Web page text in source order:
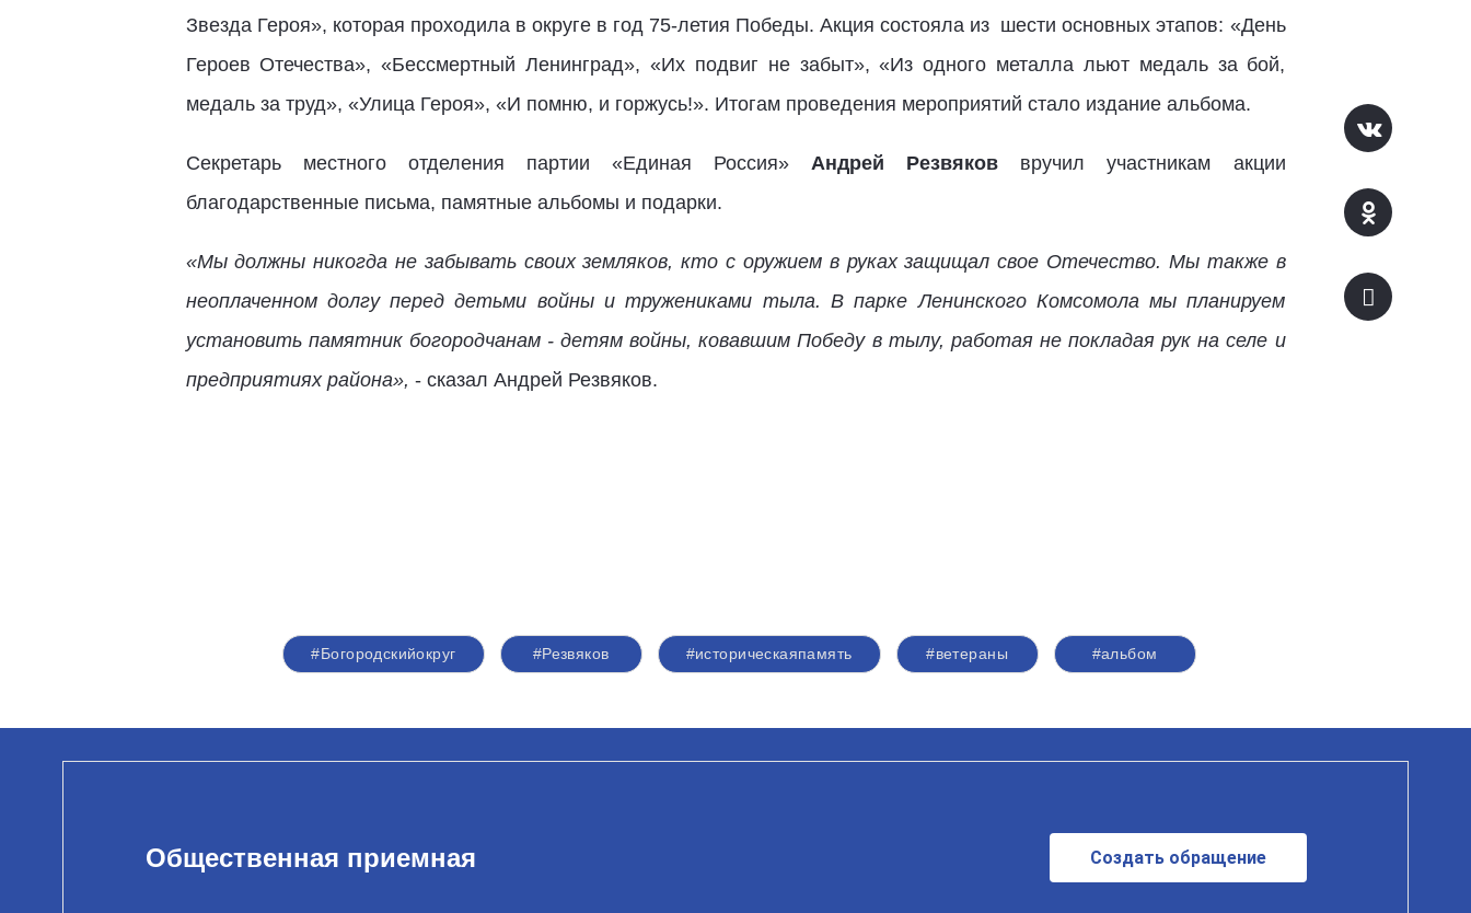
Звезда Героя», которая проходила в округе в год 75-летия Победы. Акция состояла из шести основных этапов: «День
Героев Отечества», «Бессмертный Ленинград», «Их подвиг не забыт», «Из одного металла льют медаль за бой,
медаль за труд», «Улица Героя», «И помню, и горжусь!». Итогам проведения мероприятий стало издание альбома.
Секретарь местного отделения партии «Единая Россия»Андрей Резвяков вручил участникам акции
благодарственные письма, памятные альбомы и подарки.
«Мы должны никогда не забывать своих земляков, кто с оружием в руках защищал свое Отечество. Мы также в
неоплаченном долгу перед детьми войны и тружениками тыла. В парке Ленинского Комсомола мы планируем
установить памятник богородчанам - детям войны, ковавшим Победу в тылу, работая не покладая рук на селе и
предприятиях района», - сказал Андрей Резвяков.
#Богородскийокруг #Резвяков #историческаяпамять #ветераны #альбом
Общественная приемная Создать обращение